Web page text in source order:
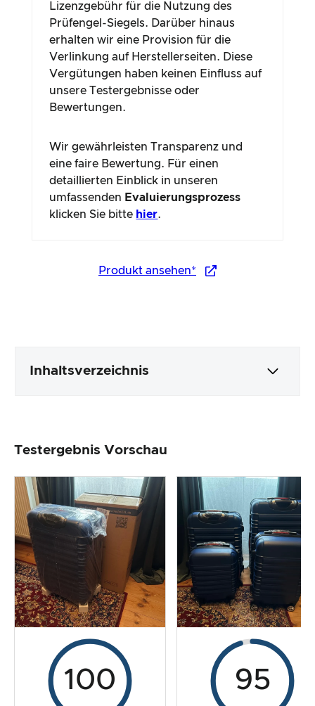
Lizenzgebühr für die Nutzung des
Prüfengel-Siegels. Darüber hinaus
erhalten wir eine Provision für die
Verlinkung auf Herstellerseiten. Diese
Vergütungen haben keinen Einfluss auf
unsere Testergebnisse oder
Bewertungen.
Wir gewährleisten Transparenz und
eine faire Bewertung. Für einen
detaillierten Einblick in unseren
umfassenden Evaluierungsprozess
klicken Sie bitte hier.
Produkt ansehen*
Inhaltsverzeichnis
Produktverarbeitung & Erscheinungsbild
Der Praxistest
Preis-/ Leistungsverhältnis
Gesamtergebnis
Testergebnis Vorschau
100 95